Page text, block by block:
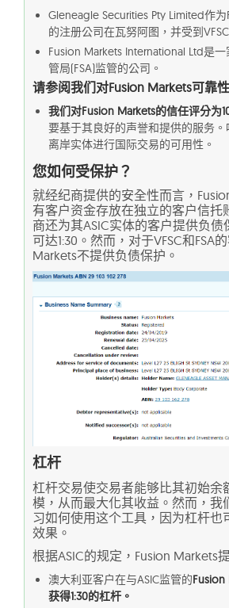
Gleneagle Securities Pty Limited作
的注册公司在瓦努阿图，并受到
Fusion Markets International Ltd是
管局(FSA)监管的公司。
请参阅我们对Fusion Markets可靠
我们对Fusion Markets的信任评分为
要基于其良好的声誉和提供的服务
离岸实体进行国际交易的可用性。
您如何受保护？
就经纪商提供的安全性而言，
有客户资金存放在独立的客户信托
商还为其ASIC实体的客户提供负债
可达1:30。然而，对于VFSC和FSA
Markets不提供负债保护。
杠杆
杠杆交易使交易者能够比其初始余
模，从而最大化其收益。然而，我
习如何使用这个工具，因为杠杆也
效果。
根据ASIC的规定，Fusion Markets
澳大利亚客户在与ASIC监管的Fusion
获得1:30的杠杆。